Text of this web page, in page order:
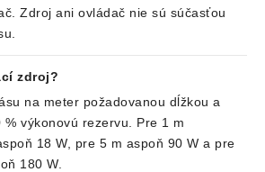
Zdroj ani ovládač nie sú súčasťou
zdroj?
na meter požadovanou dĺžkou a
výkonovú rezervu. Pre 1 m
18 W, pre 5 m aspoň 90 W a pre
180 W.